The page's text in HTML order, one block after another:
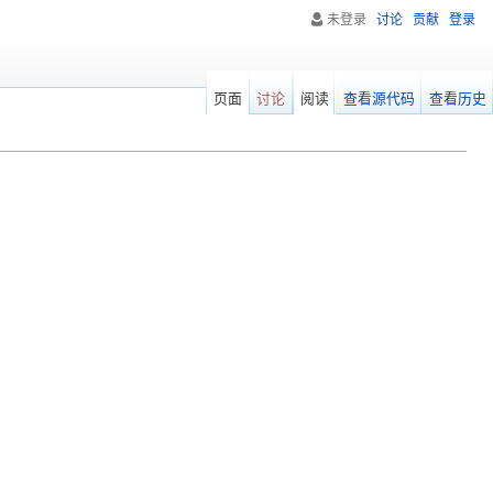
未登录 讨论 贡献 登录
页面 讨论 阅读 查看源代码 查看历史